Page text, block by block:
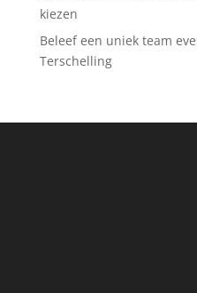
kiezen
Beleef een uniek team
Terschelling